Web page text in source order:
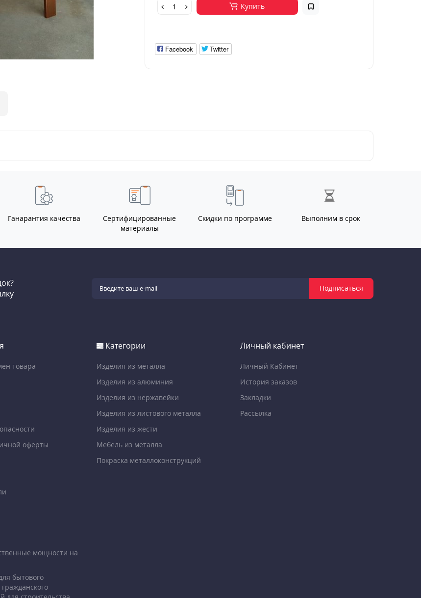
Купить
Facebook Twitter
Ганарантия качества
Сертифицированные
материалы
Скидки по программе Выполним в срок
Подписаться
товара
оферты
Категории
Изделия из металла
Изделия из алюминия
Изделия из нержавейки
Изделия из листового металла
Изделия из жести
Мебель из металла
Покраска металлоконструкций
Личный кабинет
Личный Кабинет
История заказов
Закладки
Рассылка
мощности на
бытового